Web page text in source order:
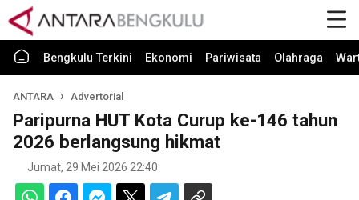
Bengkulu Terkini Ekonomi Pariwisata Olahraga
ANTARA Advertorial
Paripurna HUT Kota Curup ke-146 tahun
2026 berlangsung hikmat
Jumat, 29 Mei 2026 22:40